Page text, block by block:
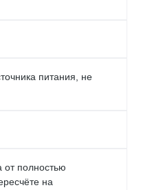
питания, не
полностью
на